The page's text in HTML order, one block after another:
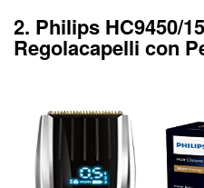
2. Philips HC9450/
Regolacapelli con